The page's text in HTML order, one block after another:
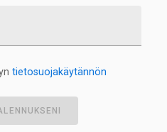
tietosuojakäytännön